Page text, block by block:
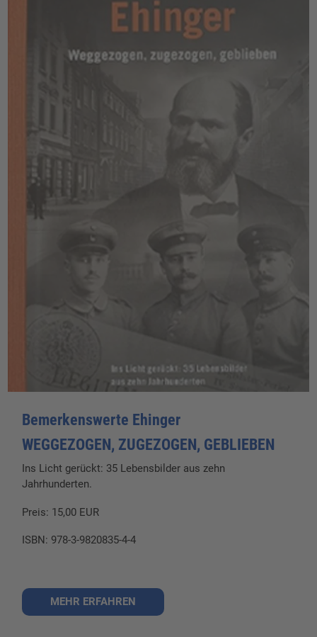
Bemerkenswerte Ehinger
WEGGEZOGEN, ZUGEZOGEN, GEBLIEBEN
Ins Licht gerückt: 35 Lebensbilder aus zehn
Jahrhunderten.
Preis: 15,00 EUR
ISBN: 978-3-9820835-4-4
MEHR ERFAHREN